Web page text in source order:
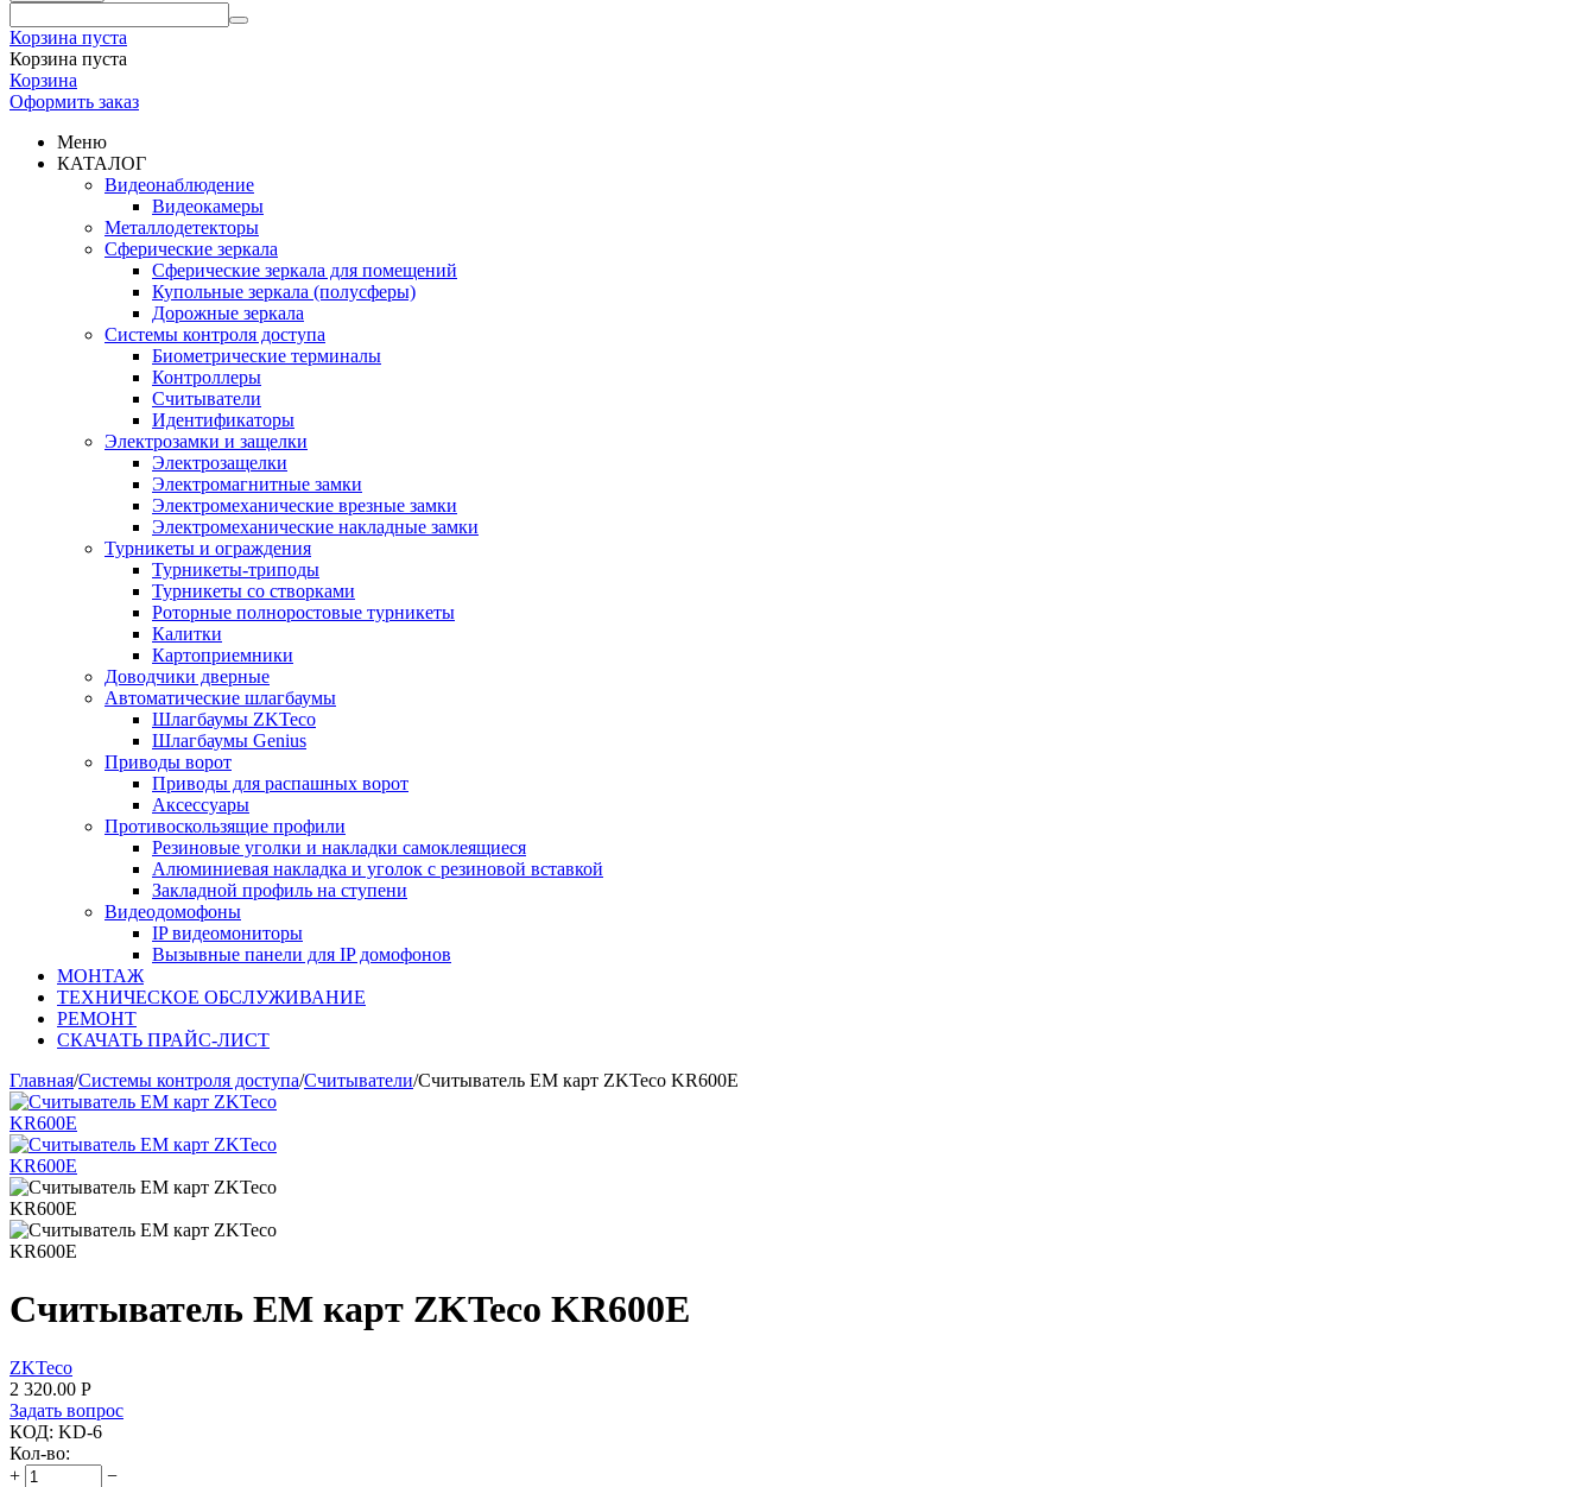
Корзина пуста
Корзина пуста
Корзина
Оформить заказ
Меню
КАТАЛОГ
Видеонаблюдение
Видеокамеры
Металлодетекторы
Сферические зеркала
Сферические зеркала для помещений
Купольные зеркала (полусферы)
Дорожные зеркала
Системы контроля доступа
Биометрические терминалы
Контроллеры
Считыватели
Идентификаторы
Электрозамки и защелки
Электрозащелки
Электромагнитные замки
Электромеханические врезные замки
Электромеханические накладные замки
Турникеты и ограждения
Турникеты-триподы
Турникеты со створками
Роторные полноростовые турникеты
Калитки
Картоприемники
Доводчики дверные
Автоматические шлагбаумы
Шлагбаумы ZKTeco
Шлагбаумы Genius
Приводы ворот
Приводы для распашных ворот
Аксессуары
Противоскользящие профили
Резиновые уголки и накладки самоклеящиеся
Алюминиевая накладка и уголок с резиновой вставкой
Закладной профиль на ступени
Видеодомофоны
IP видеомониторы
Вызывные панели для IP домофонов
МОНТАЖ
ТЕХНИЧЕСКОЕ ОБСЛУЖИВАНИЕ
РЕМОНТ
СКАЧАТЬ ПРАЙС-ЛИСТ
Главная/Системы контроля доступа/Считыватели/Считыватель EM карт ZKTeco KR600E
Считыватель EM карт ZKTeco KR600E
ZKTeco
2 320.00 Р
Задать вопрос
КОД: KD-6
Кол-во:
+
−